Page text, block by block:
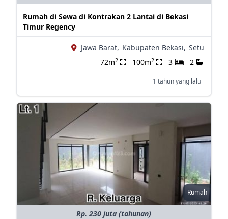
Rumah di Sewa di Kontrakan 2 Lantai di Bekasi
Timur Regency
Jawa Barat, Kabupaten Bekasi, Setu
72m2 100m2 3 2
1 tahun yang lalu
Rumah
Rp. 230 juta (tahunan)